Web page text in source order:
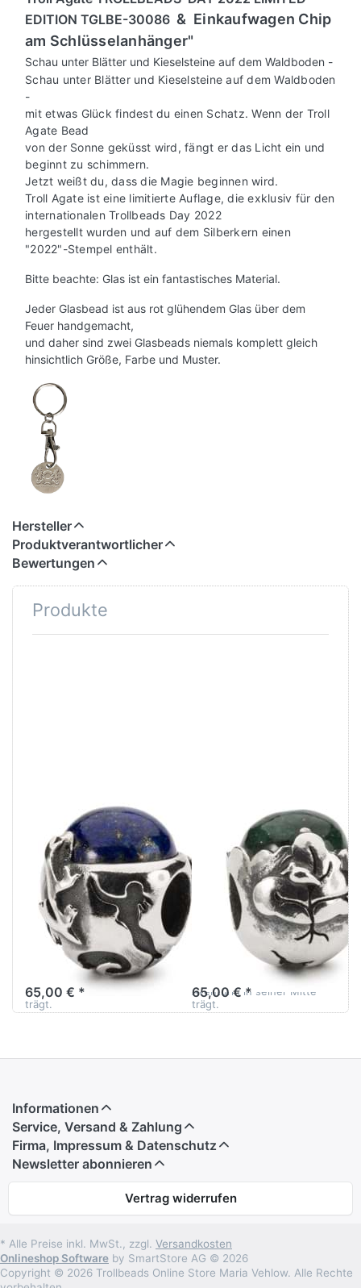
EDITION TGLBE-30086 & Einkaufwagen Chip
am Schlüsselanhänger"
Schau unter Blätter und Kieselsteine auf dem Waldboden -
Schau unter Blätter und Kieselsteine auf dem Waldboden
-
mit etwas Glück findest du einen Schatz. Wenn der Troll
Agate Bead
von der Sonne geküsst wird, fängt er das Licht ein und
beginnt zu schimmern.
Jetzt weißt du, dass die Magie beginnen wird.
Troll Agate ist eine limitierte Auflage, die exklusiv für den
internationalen Trollbeads Day 2022
hergestellt wurden und auf dem Silberkern einen
"2022"-Stempel enthält.
Bitte beachte: Glas ist ein fantastisches Material.
Jeder Glasbead ist aus rot glühendem Glas über dem
Feuer handgemacht,
und daher sind zwei Glasbeads niemals komplett gleich
hinsichtlich Größe, Farbe und Muster.
Hersteller
Produktverantwortlicher
Bewertungen
Produkte
OZEAN -
TROLLBEADS
DAY 2021
LIMITED
EDITION TAGBE-
00278
Ozean ist ein detailiert
gestalteter Silber Bead, der
einen wunderschönen
Lapis Lazuli in seiner Mitte
trägt.
65,00 € *
ERDE -
TROLLBEADS
DAY 2021
LIMITED
EDITION TAGBE-
00280
Erde ist ein detailiert
gestalteter Silber Bead, der
einen wunderschönen
Aventurin in seiner Mitte
trägt.
65,00 € *
Informationen
Service, Versand & Zahlung
Firma, Impressum & Datenschutz
Newsletter abonnieren
Vertrag widerrufen
* Alle Preise inkl. MwSt., zzgl. Versandkosten
Onlineshop Software by SmartStore AG © 2026
Copyright © 2026 Trollbeads Online Store Maria Vehlow. Alle Rechte